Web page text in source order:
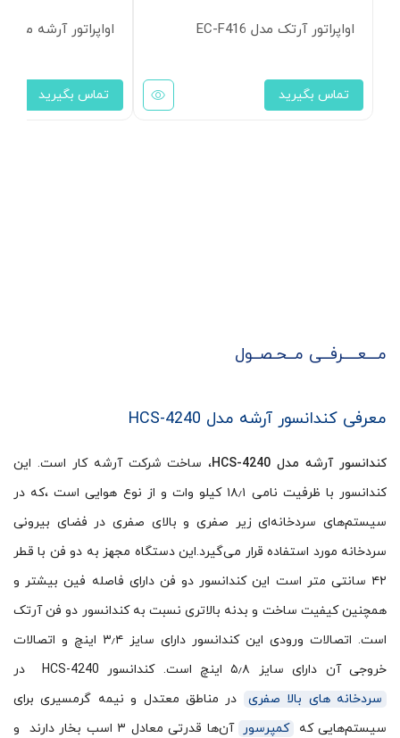
اواپراتور آرتک مدل EC-F416
تماس بگیرید
اواپراتور آرشه مدل HCE-321
تماس بگیرید
مـــعــــرفــی مــحـصــول
معرفی کندانسور آرشه مدل HCS-4240
کندانسور آرشه مدل HCS-4240
، ساخت شرکت آرشه کار است. این
کندانسور با ظرفیت نامی ۱۸٫۱ کیلو وات و از نوع هوایی است ،که در
سیستم‌های سردخانه‌ای زیر صفری و بالای صفری در فضای بیرونی
سردخانه مورد استفاده قرار می‌گیرد.این دستگاه مجهز به دو فن با قطر
۴۲ سانتی متر است این کندانسور دو فن دارای فاصله فین بیشتر و
همچنین کیفیت ساخت و بدنه بالاتری نسبت به کندانسور دو فن آرتک
است. اتصالات ورودی این کندانسور دارای سایز ۳٫۴ اینچ و اتصالات
خروجی آن دارای سایز ۵٫۸ اینچ است. کندانسور HCS-4240 در
سردخانه های بالا صفری
در مناطق معتدل و نیمه گرمسیری برای
سیستم‌هایی که
کمپرسور
آن‌ها قدرتی معادل ۳ اسب بخار دارند و